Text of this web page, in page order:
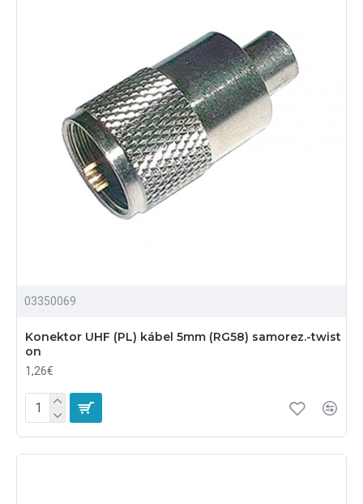
03350069
Konektor UHF (PL) kábel 5mm (RG58) samorez.-twist
on
1,26€